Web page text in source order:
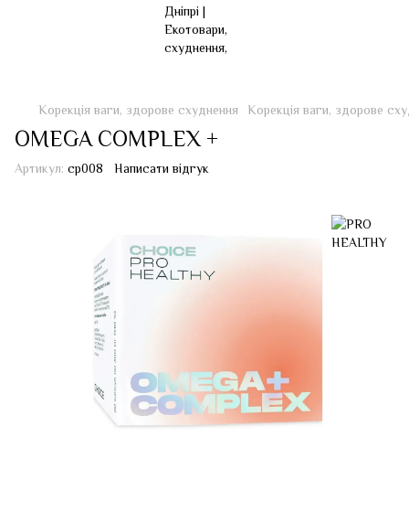
Корекція ваги, здорове схуднення Корекція ваги, здорове
OMEGA COMPLEX +
Артикул: cp008 Написати відгук